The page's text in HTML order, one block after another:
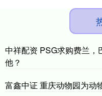
中祥配资 PSG求购费兰，
他？
富鑫中证 重庆动物园为动